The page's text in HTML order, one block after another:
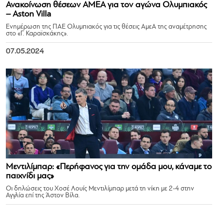
Ανακοίνωση θέσεων ΑΜΕΑ για τον αγώνα Ολυμπιακός
– Aston Villa
Ενημέρωση της ΠΑΕ Ολυμπιακός για τις θέσεις ΑμεΑ της αναμέτρησης
στο «Γ. Καραϊσκάκης».
07.05.2024
Μεντιλίμπαρ: «Περήφανος για την ομάδα μου, κάναμε το
παιχνίδι μας»
Οι δηλώσεις του Χοσέ Λουίς Μεντιλίμπαρ μετά τη νίκη με 2-4 στην
Αγγλία επί της Άστον Βίλα.